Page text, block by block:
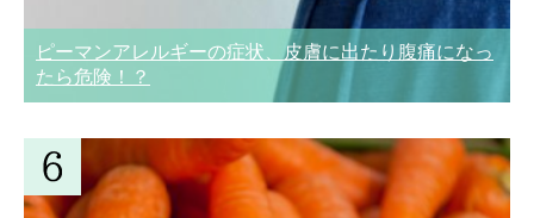
ピーマンアレルギーの症状、皮膚に出たり腹痛になっ
たら危険！？